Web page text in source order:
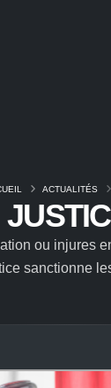
ou injures
sanctionne
ACTUALITÉS